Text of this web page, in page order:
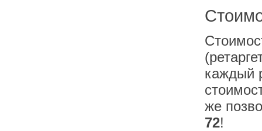
каждый
же
72!